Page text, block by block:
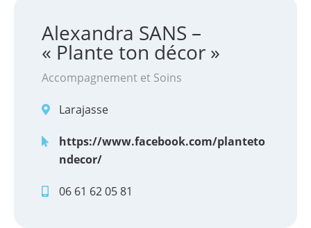
Alexandra SANS –
« Plante ton décor »
Accompagnement et Soins
Larajasse
https://www.facebook.com/planteto
ndecor/
06 61 62 05 81